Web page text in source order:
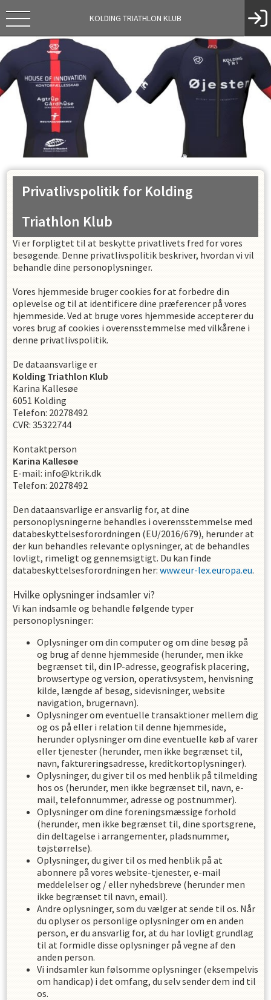
KOLDING TRIATHLON KLUB
Privatlivspolitik for Kolding
Triathlon Klub
Vi er forpligtet til at beskytte privatlivets fred for vores
besøgende. Denne privatlivspolitik beskriver, hvordan vi vil
behandle dine personoplysninger.
Vores hjemmeside bruger cookies for at forbedre din
oplevelse og til at identificere dine præferencer på vores
hjemmeside. Ved at bruge vores hjemmeside accepterer du
vores brug af cookies i overensstemmelse med vilkårene i
denne privatlivspolitik.
De dataansvarlige er
Kolding Triathlon Klub
Karina Kallesøe
6051 Kolding
Telefon: 20278492
CVR: 35322744
Kontaktperson
Karina Kallesøe
E-mail: info@ktrik.dk
Telefon: 20278492
Den dataansvarlige er ansvarlig for, at dine
personoplysningerne behandles i overensstemmelse med
databeskyttelsesforordningen (EU/2016/679), herunder at
der kun behandles relevante oplysninger, at de behandles
lovligt, rimeligt og gennemsigtigt. Du kan finde
databeskyttelsesforordningen her: www.eur-lex.europa.eu.
Hvilke oplysninger indsamler vi?
Vi kan indsamle og behandle følgende typer
personoplysninger:
Oplysninger om din computer og om dine besøg på
og brug af denne hjemmeside (herunder, men ikke
begrænset til, din IP-adresse, geografisk placering,
browsertype og version, operativsystem, henvisning
kilde, længde af besøg, sidevisninger, website
navigation, brugernavn).
Oplysninger om eventuelle transaktioner mellem dig
og os på eller i relation til denne hjemmeside,
herunder oplysninger om dine eventuelle køb af varer
eller tjenester (herunder, men ikke begrænset til,
navn, faktureringsadresse, kreditkortoplysninger).
Oplysninger, du giver til os med henblik på tilmelding
hos os (herunder, men ikke begrænset til, navn, e-
mail, telefonnummer, adresse og postnummer).
Oplysninger om dine foreningsmæssige forhold
(herunder, men ikke begrænset til, dine sportsgrene,
din deltagelse i arrangementer, pladsnummer,
tøjstørrelse).
Oplysninger, du giver til os med henblik på at
abonnere på vores website-tjenester, e-mail
meddelelser og / eller nyhedsbreve (herunder men
ikke begrænset til navn, email).
Andre oplysninger, som du vælger at sende til os. Når
du oplyser os personlige oplysninger om en anden
person, er du ansvarlig for, at du har lovligt grundlag
til at formidle disse oplysninger på vegne af den
anden person.
Vi indsamler kun følsomme oplysninger (eksempelvis
om handicap) i det omfang, du selv sender dem ind til
os.